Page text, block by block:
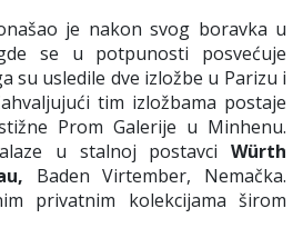
je nakon svog boravka u
se u potpunosti posvećuje
su usledile dve izložbe u Parizu i
tim izložbama postaje
Prom Galerije u Minhenu.
u stalnoj postavci Würth
Baden Virtember, Nemačka.
privatnim kolekcijama širom